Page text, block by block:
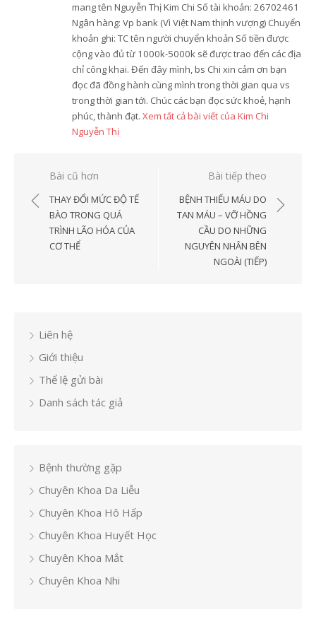
mang tên Nguyễn Thị Kim Chi Số tài khoản: 26702461
Ngân hàng: Vp bank (Vì Việt Nam thịnh vượng) Chuyển
khoản ghi: TC tên người chuyển khoản Số tiền được
cộng vào đủ từ 1000k-5000k sẽ được trao đến các địa
chỉ công khai. Đến đây mình, bs Chi xin cảm ơn bạn
đọc đã đồng hành cùng mình trong thời gian qua vs
trong thời gian tới. Chúc các bạn đọc sức khoẻ, hạnh
phúc, thành đạt. Xem tất cả bài viết của Kim Chi
Nguyễn Thị
Điều
hướng
viết
Bài cũ hơn
THAY ĐỔI MỨC ĐỘ TẾ
BÀO TRONG QUÁ
TRÌNH LÃO HÓA CỦA
CƠ THỂ
Bài tiếp theo
BỆNH THIẾU MÁU DO
TAN MÁU – VỠ HỒNG
CẦU DO NHỮNG
NGUYÊN NHÂN BÊN
NGOÀI (TIẾP)
Liên hệ
Giới thiệu
Thể lệ gửi bài
Danh sách tác giả
Bệnh thường gặp
Chuyên Khoa Da Liễu
Chuyên Khoa Hô Hấp
Chuyên Khoa Huyết Học
Chuyên Khoa Mắt
Chuyên Khoa Nhi